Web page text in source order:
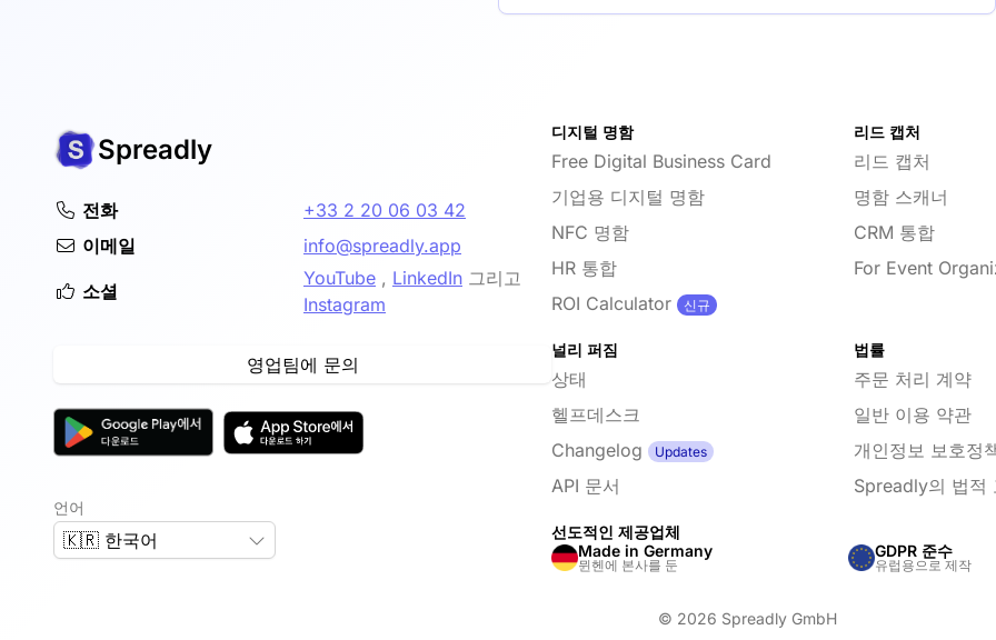
Spreadly
전화
+33 2 20 06 03 42
이메일
info@spreadly.app
소셜
YouTube , LinkedIn 그리고
Instagram
영업팀에 문의
언어
🇰🇷 한국어
디지털 명함
Free Digital Business Card
기업용 디지털 명함
NFC 명함
HR 통합
ROI Calculator
신규
리드 캡처
리드 캡처
명함 스캐너
CRM 통합
For Event
널리 퍼짐
상태
헬프데스크
Changelog
Updates
API 문서
법률
주문 처리 계약
일반 이용 약관
개인정보 보호정
Spreadly의 법적
선도적인 제공업체
Made in Germany
뮌헨에 본사를 둔
GDPR 준수
유럽용으로 제작
© 2026 Spreadly GmbH